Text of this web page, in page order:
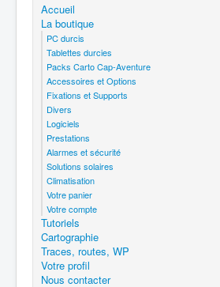
Accueil
La boutique
PC durcis
Tablettes durcies
Packs Carto Cap-Aventure
Accessoires et Options
Fixations et Supports
Divers
Logiciels
Prestations
Alarmes et sécurité
Solutions solaires
Climatisation
Votre panier
Votre compte
Tutoriels
Cartographie
Traces, routes, WP
Votre profil
Nous contacter